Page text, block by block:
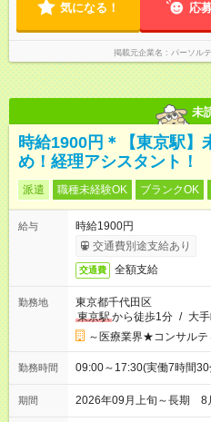
気になる！ 応
掲載元企業名 パーソル
未
時給1900円＊【東京駅】
め！経理アシスタント！
派遣 職種未経験OK ブランクOK
給与
時給1900円
交通費別途支給あり
交通費 全額支給
勤務地
東京都千代田区
東京駅から徒歩1分 / 大
～医療業界★コンサルテ
勤務時間 09:00～17:30(実働7時間
期間 2026年09月上旬～長期